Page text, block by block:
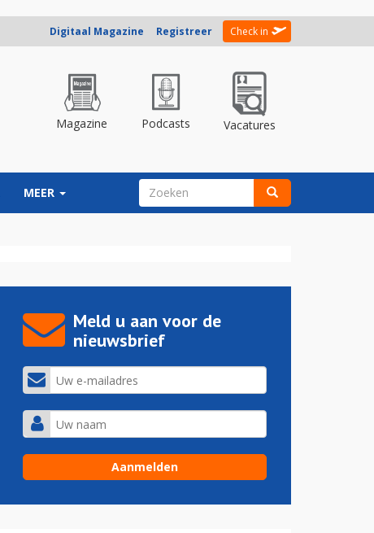
Digitaal Magazine Registreer Check in
Magazine Podcasts Vacatures
MEER ZOEKVELD
Meld u aan voor de
nieuwsbrief